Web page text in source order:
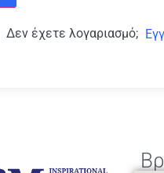
Δεν έχετε λογαριασμό;